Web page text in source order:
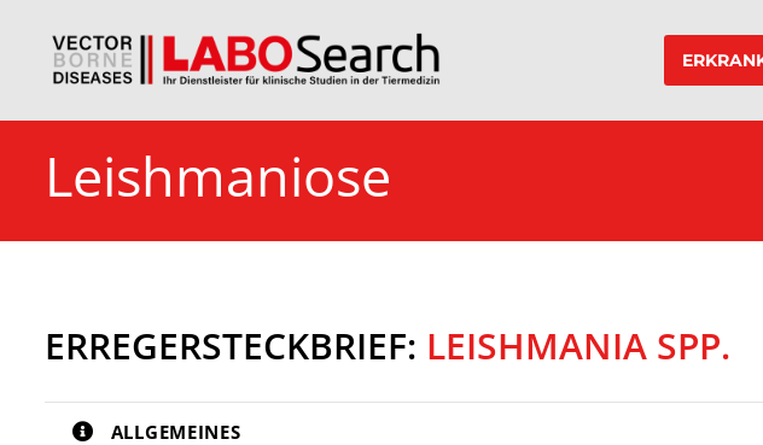
Leishmaniose
ERREGERSTECKBRIEF: LEISHMANIA SPP.
ALLGEMEINES